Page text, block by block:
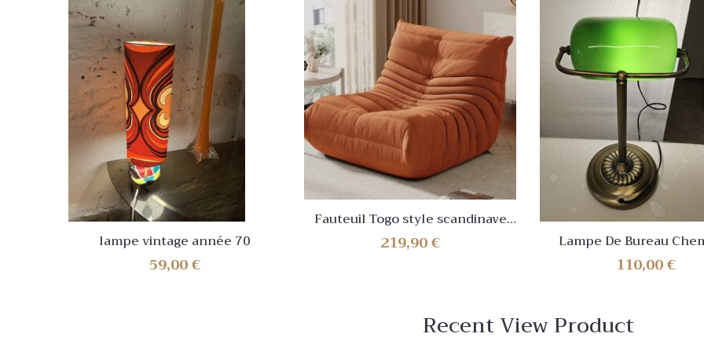
lampe vintage année 70
59,00€
Fauteuil Togo style scandinave
vintage – Orange – NEUF
219,90€ Lampe De Bureau
Opaline Verte Et Métal
Vintage
110,00€
Recent View Product